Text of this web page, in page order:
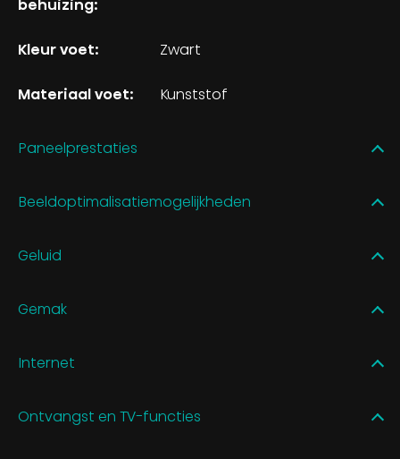
behuizing:
Kleur voet: Zwart
Materiaal voet: Kunststof
Paneelprestaties
Beeldoptimalisatiemogelijkheden
Geluid
Gemak
Internet
Ontvangst en TV-functies